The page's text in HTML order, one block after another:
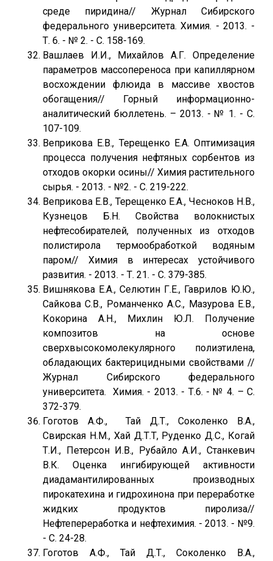
среде пиридина// Журнал Сибирского
федерального университета. Химия. - 2013. -
Т. 6. - № 2. - С. 158-169.
Вашлаев И.И., Михайлов А.Г. Определение
параметров массопереноса при капиллярном
восхождении флюида в массиве хвостов
обогащения// Горный информационно-
аналитический бюллетень. – 2013. - № 1. - С.
107-109.
Веприкова Е.В., Терещенко Е.А. Оптимизация
процесса получения нефтяных сорбентов из
отходов окорки осины// Химия растительного
сырья. - 2013. - №2. - С. 219-222.
Веприкова Е.В., Терещенко Е.А., Чесноков Н.В.,
Кузнецов Б.Н. Свойства волокнистых
нефтесобирателей, полученных из отходов
полистирола термообработкой водяным
паром// Химия в интересах устойчивого
развития. - 2013. - Т. 21. - С. 379-385.
Вишнякова Е.А., Селютин Г.Е., Гаврилов Ю.Ю.,
Сайкова С.В., Романченко А.С., Мазурова Е.В.,
Кокорина А.Н., Михлин Ю.Л. Получение
композитов на основе
сверхвысокомолекулярного полиэтилена,
обладающих бактерицид­ными свойствами //
Журнал Сибирского федерального
университета. Химия. - 2013. - Т.6. - № 4. – С.
372-379.
Гоготов А.Ф., Тай Д.Т., Соколенко В.А.,
Свирская Н.М., Хай Д.Т.Т, Руденко Д.С., Когай
Т.И., Петерсон И.В., Рубайло А.И., Станкевич
В.К. Оценка ингибирующей активности
диадамантилированных производных
пирокатехина и гидрохинона при переработке
жидких продуктов пиролиза//
Нефтепереработка и нефтехимия. - 2013. - №9.
- С. 24-28.
Гоготов А.Ф., Тай Д.Т., Соколенко В.А.,